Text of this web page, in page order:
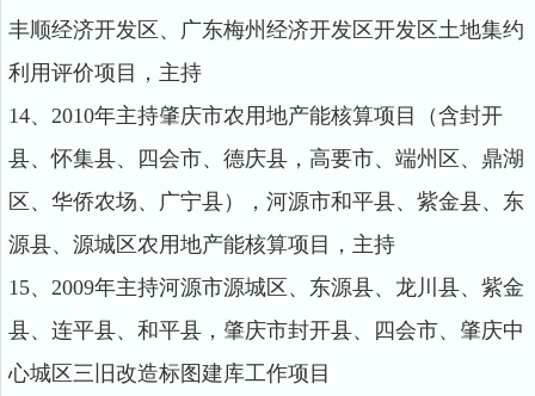
丰顺经济开发区、广东梅州经济开发区开发区土地集约
利用评价项目，主持
14、2010年主持肇庆市农用地产能核算项目（含封开
县、怀集县、四会市、德庆县，高要市、端州区、鼎湖
区、华侨农场、广宁县），河源市和平县、紫金县、东
源县、源城区农用地产能核算项目，主持
15、2009年主持河源市源城区、东源县、龙川县、紫金
县、连平县、和平县，肇庆市封开县、四会市、肇庆中
心城区三旧改造标图建库工作项目